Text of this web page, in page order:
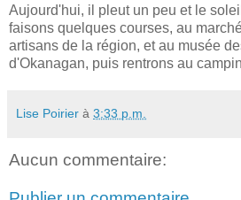
Aujourd'hui, il pleut un peu et le
faisons quelques courses, au
artisans de la région, et au musée
d'Okanagan, puis rentrons au
Lise Poirier à 3:33 p.m.
Aucun commentaire: